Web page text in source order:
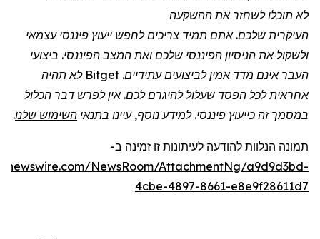
לא תוכלו לשחזר את ההשקעה
העיקרית שלכם. אתם תמיד צריכים לחפש ייעוץ פיננסי עצמאי
ולשקול את הניסיון הפיננסי שלכם ואת המצב הפיננסי. ביצועי
העבר אינם מדד אמין לביצועים עתידיים. Bitget לא תהיה
אחראית לכל הפסד שעלול להיגרם לכם. אין לפרש דבר הכלול
במסמך זה כייעוץ פיננסי. למידע נוסף, עיינו בתנאי השימוש שלנו.
תמונה הנלוות להודעה לעיתונות זו זמינה ב-
NewsRoom/AttachmentNg/a9d9d3bd-
4cbe-4897-8661-e8e9f28611d7